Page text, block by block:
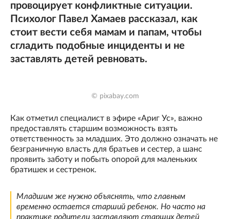
провоцирует конфликтные ситуации.
Психолог Пaвeл Xaмaeв рассказал, как
стоит вести себя мамам и папам, чтобы
сгладить подобные инциденты и не
заставлять детей ревновать.
© pixabay.com
Как отметил специалист в эфире «Ариг Ус», важно
предоставлять старшим возможность взять
ответственность за младших. Это должно означать не
безграничную власть для братьев и сестер, а шанс
проявить заботу и побыть опорой для маленьких
братишек и сестренок.
Младшим же нужно объяснять, что главным
временно остается старший ребенок. Но часто на
практике родители заставляют старших детей